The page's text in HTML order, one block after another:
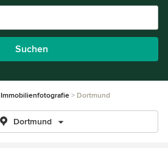
Suchen
Immobilienfotografie Dortmund
Dortmund